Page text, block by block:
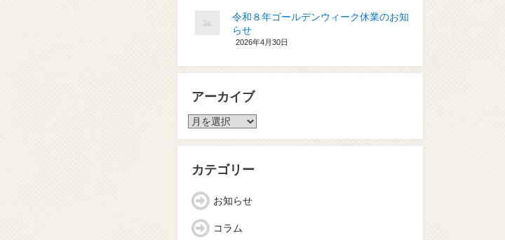
令和８年ゴールデンウィーク休業のお知
らせ
2026年4月30日
アーカイブ
ア
カ
ブ
カテゴリー
お知らせ
コラム